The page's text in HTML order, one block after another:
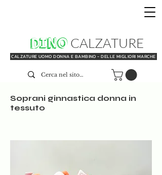
DINO
CALZATURE UOMO DONNA E BAMBINO - DELLE MIGLIORI MARCHE
CALZATURE
Soprani ginnastica donna in
tessuto